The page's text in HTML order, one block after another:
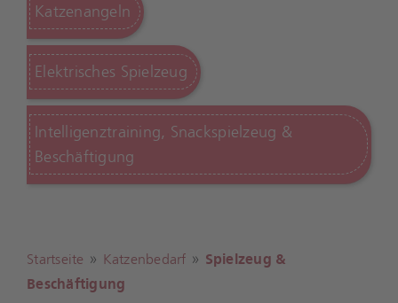
Startseite » Katzenbedarf » Spielzeug &
Beschäftigung
Katzenangeln
Elektrisches Spielzeug
Intelligenztraining, Snackspielzeug &
Beschäftigung